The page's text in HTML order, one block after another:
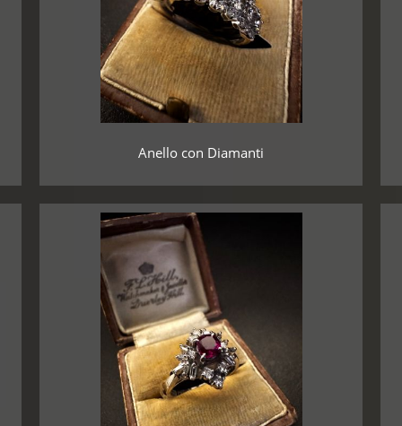
Anello con Diamanti